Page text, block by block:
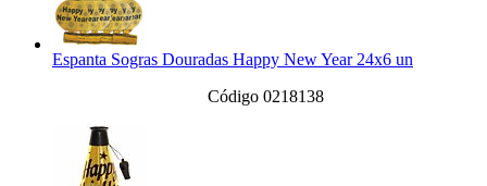
Espanta Sogras Douradas Happy New Year 24x6 un
Código 0218138